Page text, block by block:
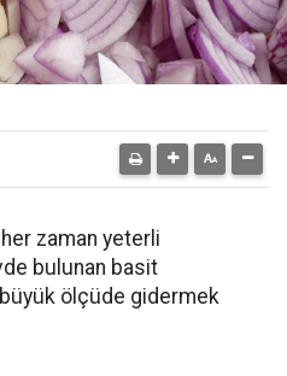
zaman yeterli
bulunan basit
ölçüde gidermek